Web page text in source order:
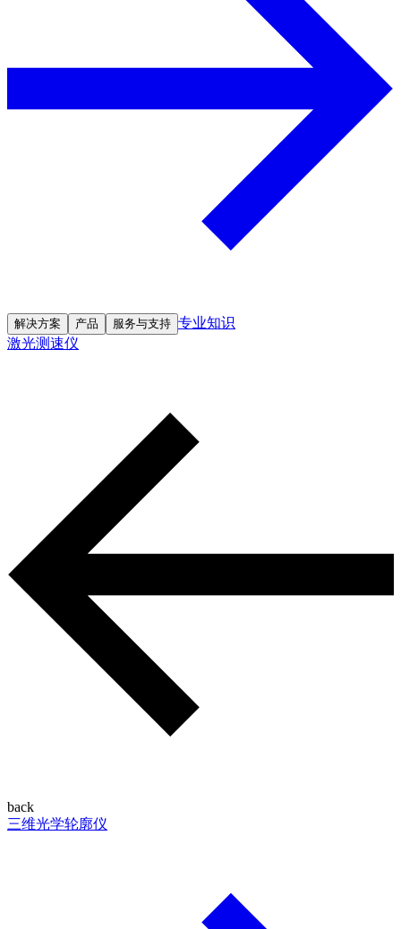
解决方案 产品 服务与支持 专业知识
激光测速仪
back
三维光学轮廓仪